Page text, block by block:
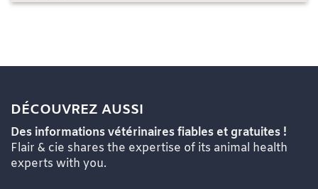
DÉCOUVREZ AUSSI
Des informations vétérinaires fiables et gratuites !
Flair & cie shares the expertise of its animal health
experts with you.